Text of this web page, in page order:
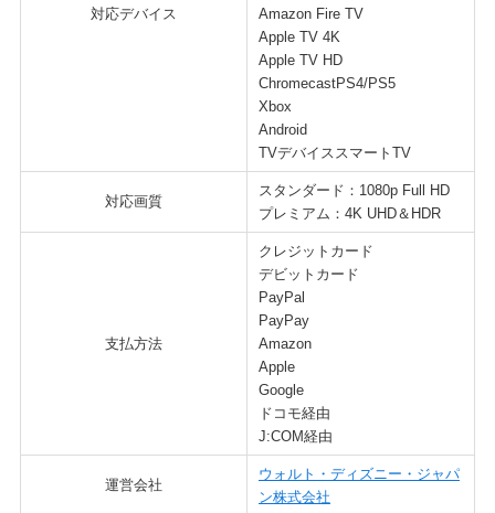
対応デバイス
Amazon Fire TV
Apple TV 4K
Apple TV HD
ChromecastPS4/PS5
Xbox
Android
TVデバイススマートTV
対応画質
スタンダード：1080p Full HD
プレミアム：4K UHD＆HDR
支払方法
クレジットカード
デビットカード
PayPal
PayPay
Amazon
Apple
Google
ドコモ経由
J:COM経由
運営会社
ウォルト・ディズニー・ジャパ
ン株式会社